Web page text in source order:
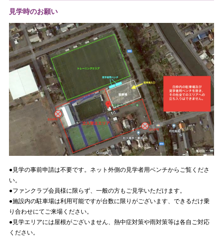
見学時のお願い
●見学の事前申請は不要です。ネット外側の見学者用ベンチからご覧くださ
い。
●ファンクラブ会員様に限らず、一般の方もご見学いただけます。
●施設内の駐車場は利用可能ですが台数に限りがございます、できるだけ乗
り合わせにてご来場ください。
●見学エリアには屋根がございません、熱中症対策や雨対策等は各自ご対応
ください。